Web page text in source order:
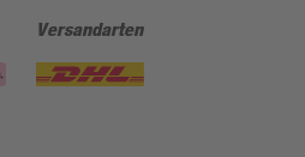
Versandarten